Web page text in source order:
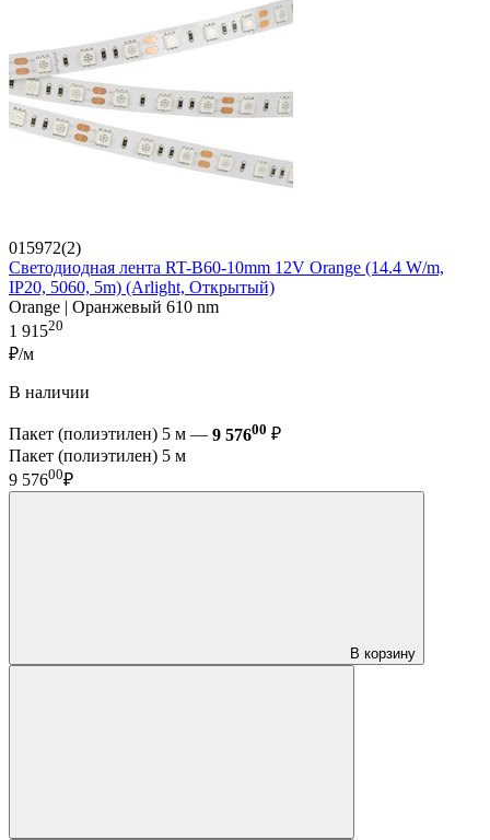
015972(2)
Светодиодная лента RT-B60-10mm 12V Orange (14.4 W/m,
IP20, 5060, 5m) (Arlight, Открытый)
Orange | Оранжевый 610 nm
1 91520
₽/м
В наличии
Пакет (полиэтилен) 5 м — 9 57600 ₽
Пакет (полиэтилен) 5 м
9 57600₽
В корзину